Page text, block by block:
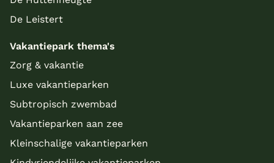
De Leistert
Vakantiepark thema's
Zorg & vakantie
Luxe vakantieparken
Subtropisch zwembad
Vakantieparken aan zee
Kleinschalige vakantieparken